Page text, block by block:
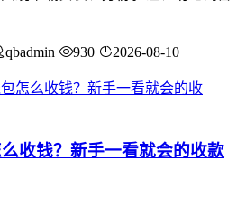
qbadmin 930 2026-08-10
收钱？新手一看就会的收款